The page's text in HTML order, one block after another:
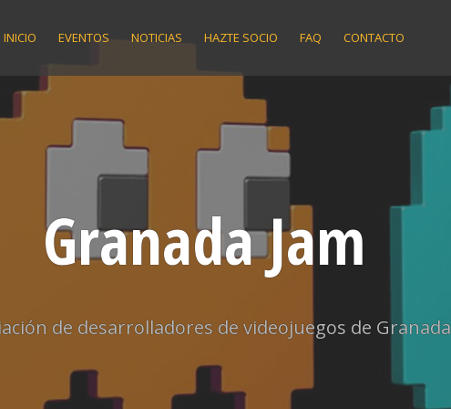
INICIO EVENTOS NOTICIAS HAZTE SOCIO FAQ CONTACTO
Granada Jam
de desarrolladores de videojuegos de Granada